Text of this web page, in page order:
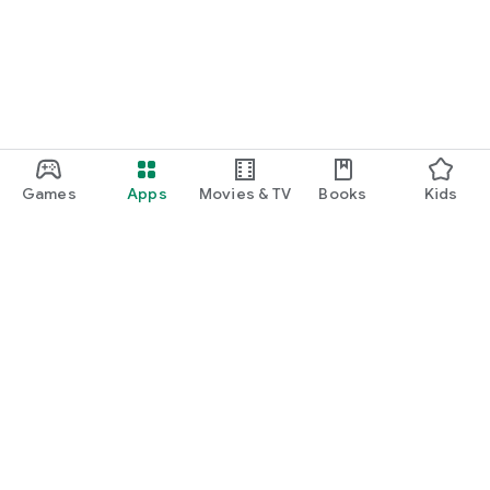
Games Apps Movies & TV Books Kids